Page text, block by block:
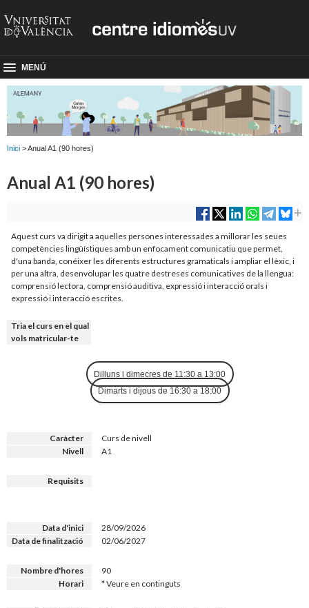
MENÚ
Inici > Anual A1 (90 hores)
Anual A1 (90 hores)
Aquest curs va dirigit a aquelles persones interessades a millorar les seues
competències lingüístiques amb un enfocament comunicatiu que permet,
d'una banda, conéixer les diferents estructures gramaticals i ampliar el lèxic, i
per una altra, desenvolupar les quatre destreses comunicatives de la llengua:
comprensió lectora, comprensió auditiva, expressió i interacció orals i
expressió i interacció escrites.
Tria el curs en el qual
vols matricular-te
Dilluns i dimecres de 11:30 a 13:00
Dimarts i dijous de 16:30 a 18:00
Caràcter
Curs de nivell
Nivell
A1
Requisits
Data d'inici
28/09/2026
Data de finalització
02/06/2027
Nombre d'hores
90
Horari
* Veure en continguts